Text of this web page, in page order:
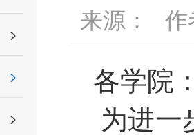
来源： 作
各学院
为进一